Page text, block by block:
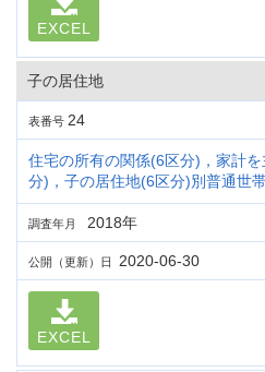
EXCEL
子の居住地
表番号 24
住宅の所有の関係(6区分)，家計
分)，子の居住地(6区分)別普通世
調査年月 2018年
公開（更新）日 2020-06-30
EXCEL